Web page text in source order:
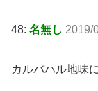
48: 名無し 2019/
カルバハル地味